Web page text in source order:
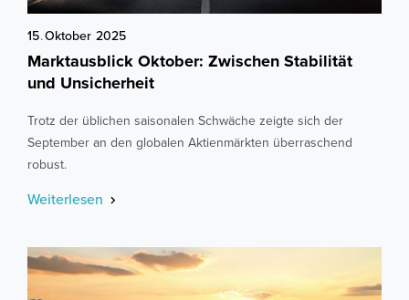
15.Oktober 2025
Marktausblick Oktober: Zwischen Stabilität
und Unsicherheit
Trotz der üblichen saisonalen Schwäche zeigte sich der
September an den globalen Aktienmärkten überraschend
robust.
Weiterlesen